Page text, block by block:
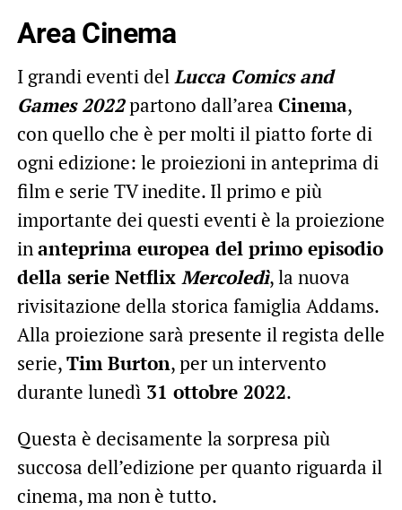
Area Cinema
I grandi eventi delLucca Comics and
Games 2022partono dall’area Cinema,
con quello che è per molti il piatto forte di
ogni edizione: le proiezioni in anteprima di
film e serie TV inedite. Il primo e più
importante dei questi eventi è la proiezione
inanteprima europea del primo episodio
della serie Netflix Mercoledì, la nuova
rivisitazione della storica famiglia Addams.
Alla proiezione sarà presente il regista delle
serie,Tim Burton, per un intervento
durante lunedì31 ottobre 2022.
Questa è decisamente la sorpresa più
succosa dell’edizione per quanto riguarda il
cinema, ma non è tutto.